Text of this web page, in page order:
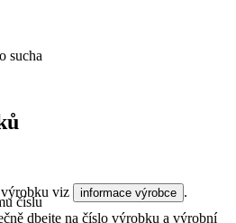
sucha
číslu
dbejte na číslo výrobku a výrobní
výrobku viz informace výrobce .